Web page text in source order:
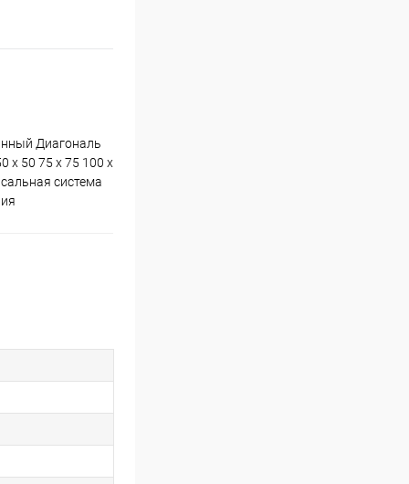
Диагональ
x 50 75 x 75 100 x
система